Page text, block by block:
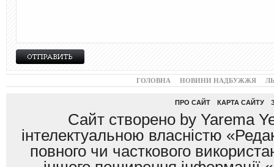
ГОЛОВНА НОВИНИ НАДБУЖЖЯ
ПРО САЙТ КАРТА САЙТУ
Сайт створено by Yarema
інтелектуальною власністю
повного чи часткового